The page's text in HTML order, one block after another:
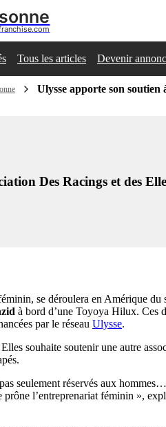
Tous les articles Devenir
Ulysse apporte son soutien
Des Racings et des
se déroulera en Amérique
à bord d’une Toyoya Hilux. Ces
par le réseau Ulysse.
souhaite soutenir une autre
seulement réservés aux
l’entreprenariat féminin »,